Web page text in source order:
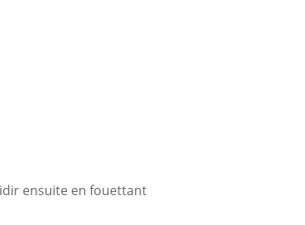
ensuite en fouettant